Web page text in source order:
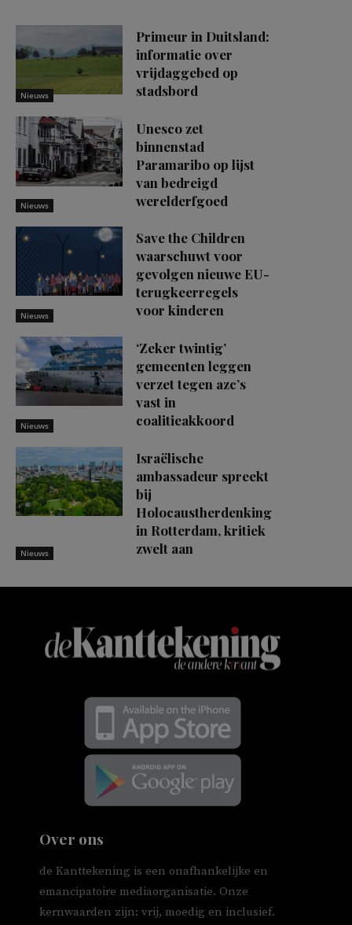
Nieuws
Primeur in Duitsland:
informatie over
vrijdaggebed op
stadsbord
Nieuws
Unesco zet
binnenstad
Paramaribo op lijst
van bedreigd
werelderfgoed
Nieuws
Save the Children
waarschuwt voor
gevolgen nieuwe EU-
terugkeerregels
voor kinderen
Nieuws
‘Zeker twintig’
gemeenten leggen
verzet tegen azc’s
vast in
coalitieakkoord
Nieuws
Israëlische
ambassadeur spreekt
bij
Holocaustherdenking
in Rotterdam, kritiek
zwelt aan
Over ons
de Kanttekening is een onafhankelijke en
emancipatoire mediaorganisatie. Onze
kernwaarden zijn: vrij, moedig en inclusief.